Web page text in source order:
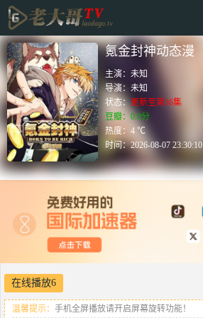
氪金封神动态漫
主演：未知
导演：未知
状态：更新至第36集
豆瓣：0.0分
热度：4 ℃
时间：2026-08-07 23:30:10
在线播放6
温馨提示： 手机全屏播放请开启屏幕旋转功能！